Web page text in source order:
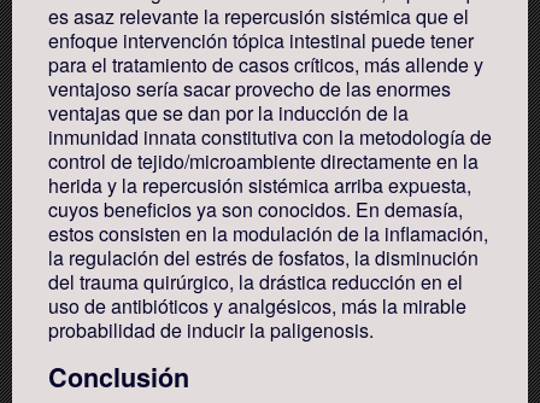
es asaz relevante la repercusión sistémica que el
enfoque intervención tópica intestinal puede tener
para el tratamiento de casos críticos, más allende y
ventajoso sería sacar provecho de las enormes
ventajas que se dan por la inducción de la
inmunidad innata constitutiva con la metodología de
control de tejido/microambiente directamente en la
herida y la repercusión sistémica arriba expuesta,
cuyos beneficios ya son conocidos. En demasía,
estos consisten en la modulación de la inflamación,
la regulación del estrés de fosfatos, la disminución
del trauma quirúrgico, la drástica reducción en el
uso de antibióticos y analgésicos, más la mirable
probabilidad de inducir la paligenosis.
Conclusión